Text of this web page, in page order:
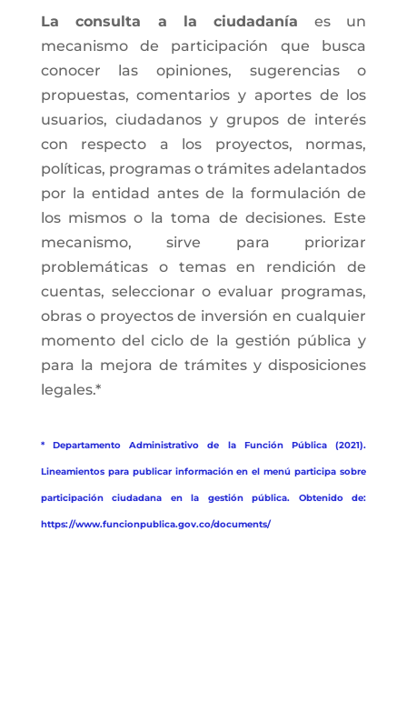
La consulta a la ciudadanía es un
mecanismo de participación que busca
conocer las opiniones, sugerencias o
propuestas, comentarios y aportes de los
usuarios, ciudadanos y grupos de interés
con respecto a los proyectos, normas,
políticas, programas o trámites adelantados
por la entidad antes de la formulación de
los mismos o la toma de decisiones. Este
mecanismo, sirve para priorizar
problemáticas o temas en rendición de
cuentas, seleccionar o evaluar programas,
obras o proyectos de inversión en cualquier
momento del ciclo de la gestión pública y
para la mejora de trámites y disposiciones
legales.*
* Departamento Administrativo de la Función Pública (2021).
Lineamientos para publicar información en el menú participa sobre
participación ciudadana en la gestión pública. Obtenido de:
https://www.funcionpublica.gov.co/documents/